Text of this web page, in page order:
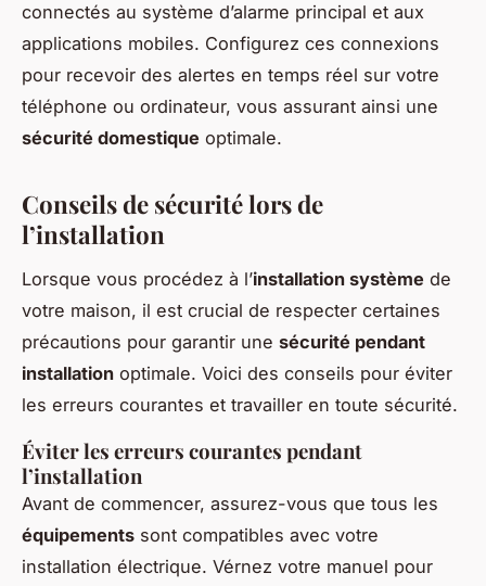
connectés au système d’alarme principal et aux
applications mobiles. Configurez ces connexions
pour recevoir des alertes en temps réel sur votre
téléphone ou ordinateur, vous assurant ainsi une
sécurité domestique optimale.
Conseils de sécurité lors de
l’installation
Lorsque vous procédez à l’installation système de
votre maison, il est crucial de respecter certaines
précautions pour garantir une sécurité pendant
installation optimale. Voici des conseils pour éviter
les erreurs courantes et travailler en toute sécurité.
Éviter les erreurs courantes pendant
l’installation
Avant de commencer, assurez-vous que tous les
équipements sont compatibles avec votre
installation électrique. Vérnez votre manuel pour